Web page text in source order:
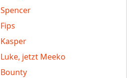
Spencer
Fips
Kasper
Luke, jetzt Meeko
Bounty